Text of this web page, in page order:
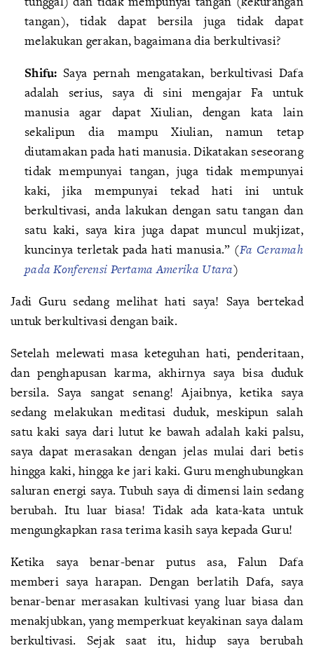
tangan), tidak dapat bersila juga tidak dapat
melakukan gerakan, bagaimana dia berkultivasi?
Shifu: Saya pernah mengatakan, berkultivasi Dafa
adalah serius, saya di sini mengajar Fa untuk
manusia agar dapat Xiulian, dengan kata lain
sekalipun dia mampu Xiulian, namun tetap
diutamakan pada hati manusia. Dikatakan seseorang
tidak mempunyai tangan, juga tidak mempunyai
kaki, jika mempunyai tekad hati ini untuk
berkultivasi, anda lakukan dengan satu tangan dan
satu kaki, saya kira juga dapat muncul mukjizat,
kuncinya terletak pada hati manusia.” (Fa Ceramah
pada Konferensi Pertama Amerika Utara)
Jadi Guru sedang melihat hati saya! Saya bertekad
untuk berkultivasi dengan baik.
Setelah melewati masa keteguhan hati, penderitaan,
dan penghapusan karma, akhirnya saya bisa duduk
bersila. Saya sangat senang! Ajaibnya, ketika saya
sedang melakukan meditasi duduk, meskipun salah
satu kaki saya dari lutut ke bawah adalah kaki palsu,
saya dapat merasakan dengan jelas mulai dari betis
hingga kaki, hingga ke jari kaki. Guru menghubungkan
saluran energi saya. Tubuh saya di dimensi lain sedang
berubah. Itu luar biasa! Tidak ada kata-kata untuk
mengungkapkan rasa terima kasih saya kepada Guru!
Ketika saya benar-benar putus asa, Falun Dafa
memberi saya harapan. Dengan berlatih Dafa, saya
benar-benar merasakan kultivasi yang luar biasa dan
menakjubkan, yang memperkuat keyakinan saya dalam
berkultivasi. Sejak saat itu, hidup saya berubah